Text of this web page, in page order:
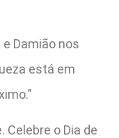
Damião nos
está em
Celebre o Dia de